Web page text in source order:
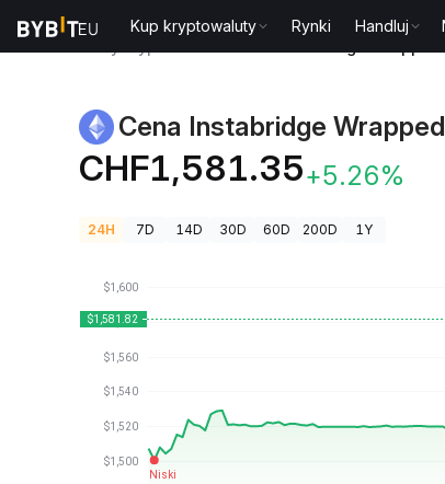
Kup kryptowaluty Rynki Handluj
Cena Instabridge
CHF1,581.35+5.26%
24H 7D 14D 30D 60D 200D 1Y